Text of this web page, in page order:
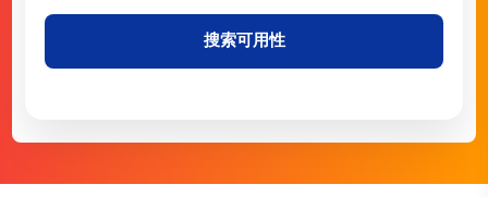
搜索可用性